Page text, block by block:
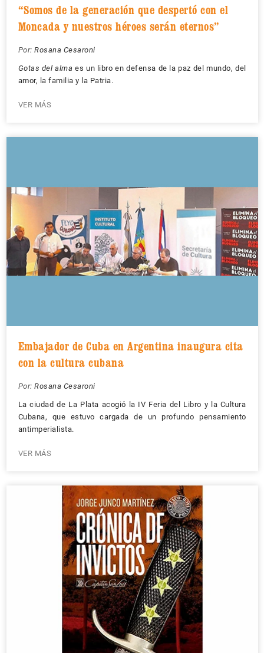
“Somos de la generación que despertó con el
Moncada y nuestros héroes serán eternos”
Por: Rosana Cesaroni
Gotas del alma es un libro en defensa de la paz del mundo, del
amor, la familia y la Patria.
VER MÁS
Embajador de Cuba en Argentina inaugura cita
con la cultura cubana
Por: Rosana Cesaroni
La ciudad de La Plata acogió la IV Feria del Libro y la Cultura
Cubana, que estuvo cargada de un profundo pensamiento
antimperialista.
VER MÁS